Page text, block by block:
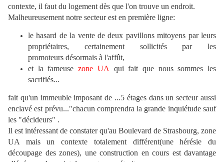
contexte, il faut du logement dès que l'on trouve un endroit.
Malheureusement notre secteur est en première ligne:
le hasard de la vente de deux pavillons mitoyens par leurs
propriétaires, certainement sollicités par les
promoteurs désormais à l'affût,
et la fameusezone UA
qui fait que nous sommes les
sacrifiés...
fait qu'un immeuble imposant de ...5 étages dans un secteur aussi
enclavé est prévu..."chacun comprendra la grande inquiétude sauf
les "décideurs" .
Il est intéressant de constater qu'au Boulevard de Strasbourg, zone
UA mais un contexte totalement différent(une hérésie du
découpage des zones), une construction en cours est davantage